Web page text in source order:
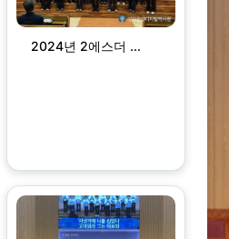
2024년 2에스더 ...